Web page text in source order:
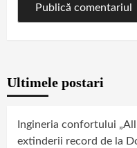
Ultimele postari
Ingineria confortului
extinderii record de la